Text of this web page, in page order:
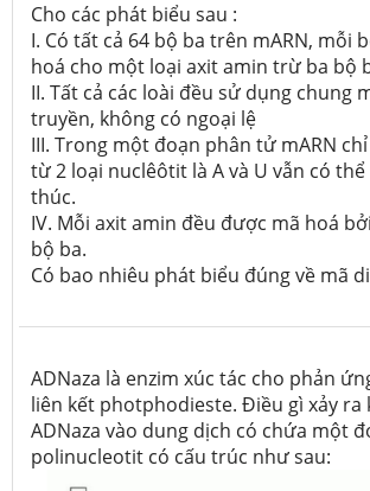
Cho các phát biểu sau :
I. Có tất cả 64 bộ ba trên mARN, mỗi
hoá cho một loại axit amin trừ ba bộ
II. Tất cả các loài đều sử dụng chung
truyền, không có ngoại lệ
III. Trong một đoạn phân tử mARN
từ 2 loại nuclêôtit là A và U vẫn có
thúc.
IV. Mỗi axit amin đều được mã hoá
bộ ba.
Có bao nhiêu phát biểu đúng về mã
ADNaza là enzim xúc tác cho phản
liên kết photphodieste. Điều gì xảy ra
ADNaza vào dung dịch có chứa một
polinucleotit có cấu trúc như sau: